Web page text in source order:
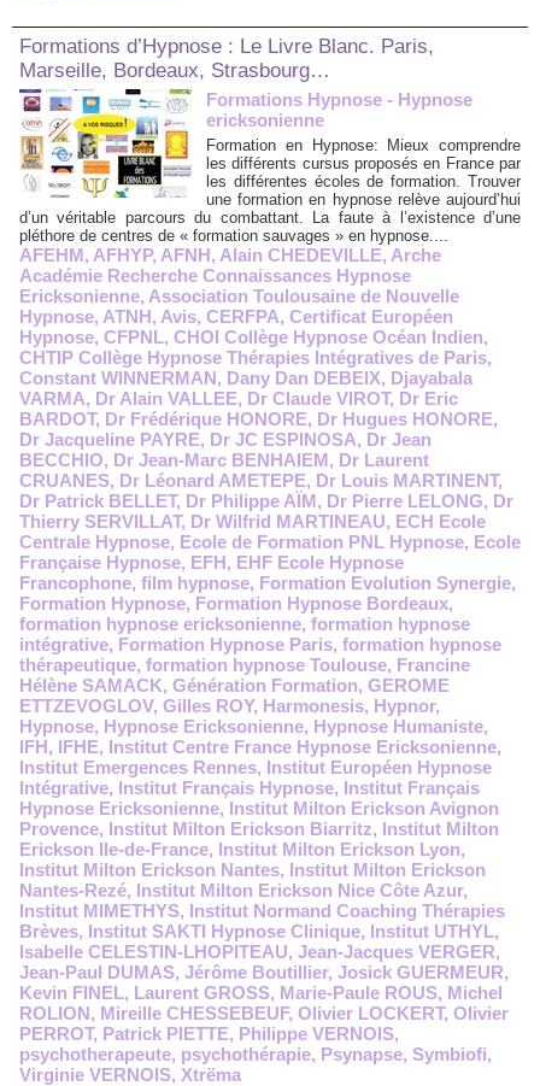
Formations d’Hypnose : Le Livre Blanc. Paris,
Marseille, Bordeaux, Strasbourg…
Formations Hypnose - Hypnose
ericksonienne
Formation en Hypnose: Mieux comprendre
les différents cursus proposés en France par
les différentes écoles de formation. Trouver
une formation en hypnose relève aujourd’hui
d’un véritable parcours du combattant. La faute à l’existence d’une
pléthore de centres de « formation sauvages » en hypnose....
AFEHM, AFHYP, AFNH, Alain CHEDEVILLE, Arche
Académie Recherche Connaissances Hypnose
Ericksonienne, Association Toulousaine de Nouvelle
Hypnose, ATNH, Avis, CERFPA, Certificat Européen
Hypnose, CFPNL, CHOI Collège Hypnose Océan Indien,
CHTIP Collège Hypnose Thérapies Intégratives de Paris,
Constant WINNERMAN, Dany Dan DEBEIX, Djayabala
VARMA, Dr Alain VALLEE, Dr Claude VIROT, Dr Eric
BARDOT, Dr Frédérique HONORE, Dr Hugues HONORE,
Dr Jacqueline PAYRE, Dr JC ESPINOSA, Dr Jean
BECCHIO, Dr Jean-Marc BENHAIEM, Dr Laurent
CRUANES, Dr Léonard AMETEPE, Dr Louis MARTINENT,
Dr Patrick BELLET, Dr Philippe AÏM, Dr Pierre LELONG, Dr
Thierry SERVILLAT, Dr Wilfrid MARTINEAU, ECH Ecole
Centrale Hypnose, Ecole de Formation PNL Hypnose, Ecole
Française Hypnose, EFH, EHF Ecole Hypnose
Francophone, film hypnose, Formation Evolution Synergie,
Formation Hypnose, Formation Hypnose Bordeaux,
formation hypnose ericksonienne, formation hypnose
intégrative, Formation Hypnose Paris, formation hypnose
thérapeutique, formation hypnose Toulouse, Francine
Hélène SAMACK, Génération Formation, GEROME
ETTZEVOGLOV, Gilles ROY, Harmonesis, Hypnor,
Hypnose, Hypnose Ericksonienne, Hypnose Humaniste,
IFH, IFHE, Institut Centre France Hypnose Ericksonienne,
Institut Emergences Rennes, Institut Européen Hypnose
Intégrative, Institut Français Hypnose, Institut Français
Hypnose Ericksonienne, Institut Milton Erickson Avignon
Provence, Institut Milton Erickson Biarritz, Institut Milton
Erickson Ile-de-France, Institut Milton Erickson Lyon,
Institut Milton Erickson Nantes, Institut Milton Erickson
Nantes-Rezé, Institut Milton Erickson Nice Côte Azur,
Institut MIMETHYS, Institut Normand Coaching Thérapies
Brèves, Institut SAKTI Hypnose Clinique, Institut UTHYL,
Isabelle CELESTIN-LHOPITEAU, Jean-Jacques VERGER,
Jean-Paul DUMAS, Jérôme Boutillier, Josick GUERMEUR,
Kevin FINEL, Laurent GROSS, Marie-Paule ROUS, Michel
ROLION, Mireille CHESSEBEUF, Olivier LOCKERT, Olivier
PERROT, Patrick PIETTE, Philippe VERNOIS,
psychotherapeute, psychothérapie, Psynapse, Symbiofi,
Virginie VERNOIS, Xtrëma